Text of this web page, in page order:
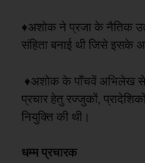
♦अशोक ने प्रजा के नैतिक
संहिता बनाई थी जिसे इसके
♦अशोक के पाँचवें अभिलेख
प्रचार हेतु रज्जुकों,
नियुक्ति की थी।
धम्म प्रचारक